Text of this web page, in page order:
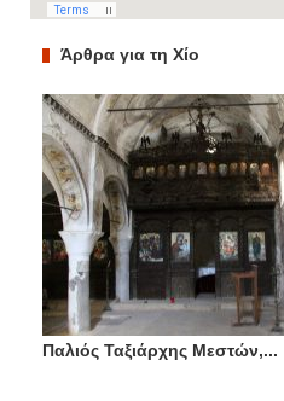
Άρθρα για τη Χίο
Παλιός Ταξιάρχης Μεστών,...